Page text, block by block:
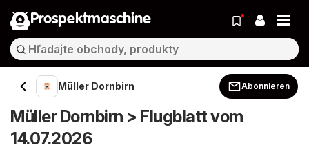
Prospektmaschine
Müller Dornbirn Abonnieren
Müller Dornbirn > Flugblatt vom
14.07.2026